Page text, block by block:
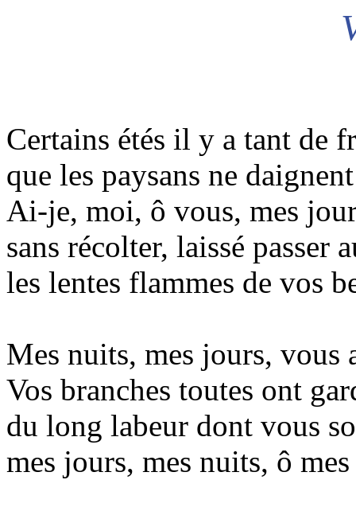
Certains étés il y a tant de
que les paysans ne
Ai-je, moi, ô vous, mes
sans récolter, laissé passer
les lentes flammes de vos
Mes nuits, mes jours, vous
Vos branches toutes ont
du long labeur dont vous
mes jours, mes nuits, ô